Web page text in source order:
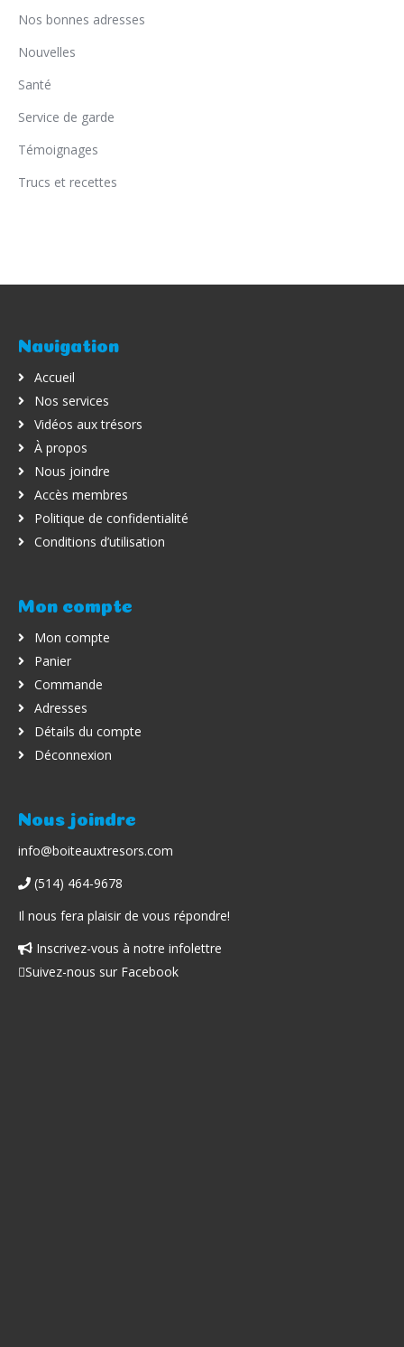
Nos bonnes adresses
Nouvelles
Santé
Service de garde
Témoignages
Trucs et recettes
Navigation
Accueil
Nos services
Vidéos aux trésors
À propos
Nous joindre
Accès membres
Politique de confidentialité
Conditions d’utilisation
Mon compte
Mon compte
Panier
Commande
Adresses
Détails du compte
Déconnexion
Nous joindre
info@boiteauxtresors.com
(514) 464-9678
Il nous fera plaisir de vous répondre!
Inscrivez-vous à notre infolettre
Facebook
Suivez-nous sur Facebook